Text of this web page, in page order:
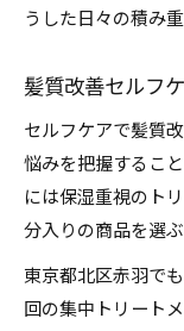
うした日々の積み
髪質改善セルフ
セルフケアで髪質
悩みを把握するこ
には保湿重視のト
分入りの商品を選
東京都北区赤羽で
回の集中トリート